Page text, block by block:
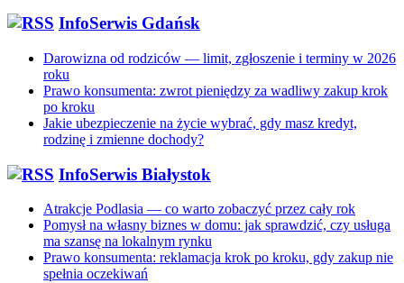
InfoSerwis Gdańsk
Darowizna od rodziców — limit, zgłoszenie i terminy w 2026
roku
Prawo konsumenta: zwrot pieniędzy za wadliwy zakup krok
po kroku
Jakie ubezpieczenie na życie wybrać, gdy masz kredyt,
rodzinę i zmienne dochody?
InfoSerwis Białystok
Atrakcje Podlasia — co warto zobaczyć przez cały rok
Pomysł na własny biznes w domu: jak sprawdzić, czy usługa
ma szansę na lokalnym rynku
Prawo konsumenta: reklamacja krok po kroku, gdy zakup nie
spełnia oczekiwań